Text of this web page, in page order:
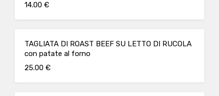
14.00 €
TAGLIATA DI ROAST BEEF SU LETTO DI RUCOLA
con patate al forno
25.00 €